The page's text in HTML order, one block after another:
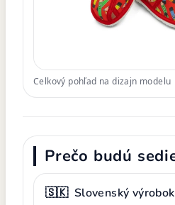
Celkový pohľad na dizajn modelu
Prečo budú
🇸🇰 Slovenský výrobok